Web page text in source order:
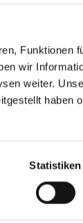
Funktionen
wir
weiter.
haben
Statistiken